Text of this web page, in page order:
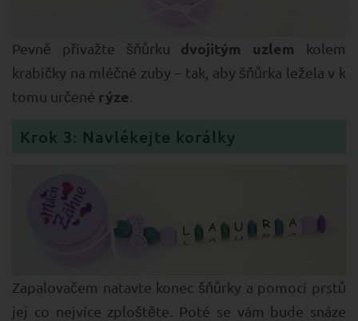
Pevně přivažte šňůrku dvojitým uzlem
kolem
krabičky na mléčné zuby – tak, aby šňůrka ležela v k
tomu určené rýze
Krok 3: Navlékejte korálky
Zapalovačem natavte konec šňůrky a pomocí prstů
jej co nejvíce zploštěte. Poté se vám bude snáze